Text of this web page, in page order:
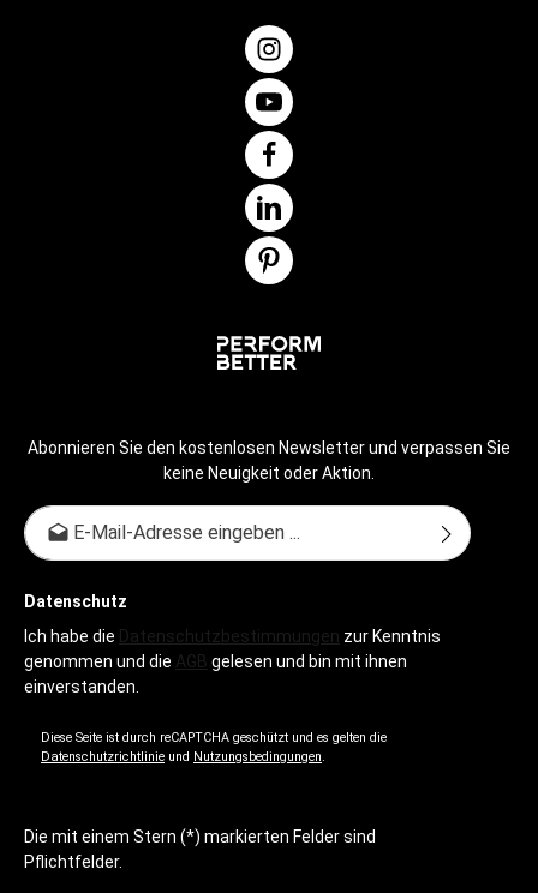
Abonnieren Sie den kostenlosen Newsletter und verpassen Sie
keine Neuigkeit oder Aktion.
Datenschutz
Ich habe die Datenschutzbestimmungen zur Kenntnis
genommen und die AGB gelesen und bin mit ihnen
einverstanden.
Diese Seite ist durch reCAPTCHA geschützt und es gelten die
Datenschutzrichtlinie und Nutzungsbedingungen.
Die mit einem Stern (*) markierten Felder sind
Pflichtfelder.